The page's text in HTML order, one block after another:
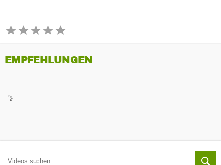
EMPFEHLUNGEN